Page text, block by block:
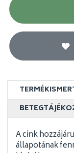
A cink
állapotának